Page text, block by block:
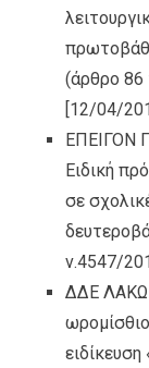
(άρθρο 86
[12/04/
ΕΠΕΙΓΟΝ
Ειδική
σε
ν.4547/
ΔΔΕ